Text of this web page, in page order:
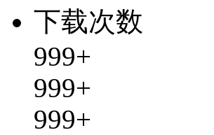
下载次数
999+
999+
999+